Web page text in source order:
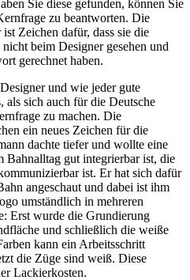
Sie diese gefunden, können Sie
zu beantworten. Die
Zeichen dafür, dass sie die
beim Designer gesehen und
gerechnet haben.
und wie jeder gute
als sich auch für die Deutsche
zu machen. Die
ein neues Zeichen für die
dachte tiefer und wollte eine
Bahnalltag gut integrierbar ist, die
ist. Er hat sich dafür
angeschaut und dabei ist ihm
umständlich in mehreren
Erst wurde die Grundierung
und schließlich die weiße
kann ein Arbeitsschritt
die Züge sind weiß. Diese
Lackierkosten.